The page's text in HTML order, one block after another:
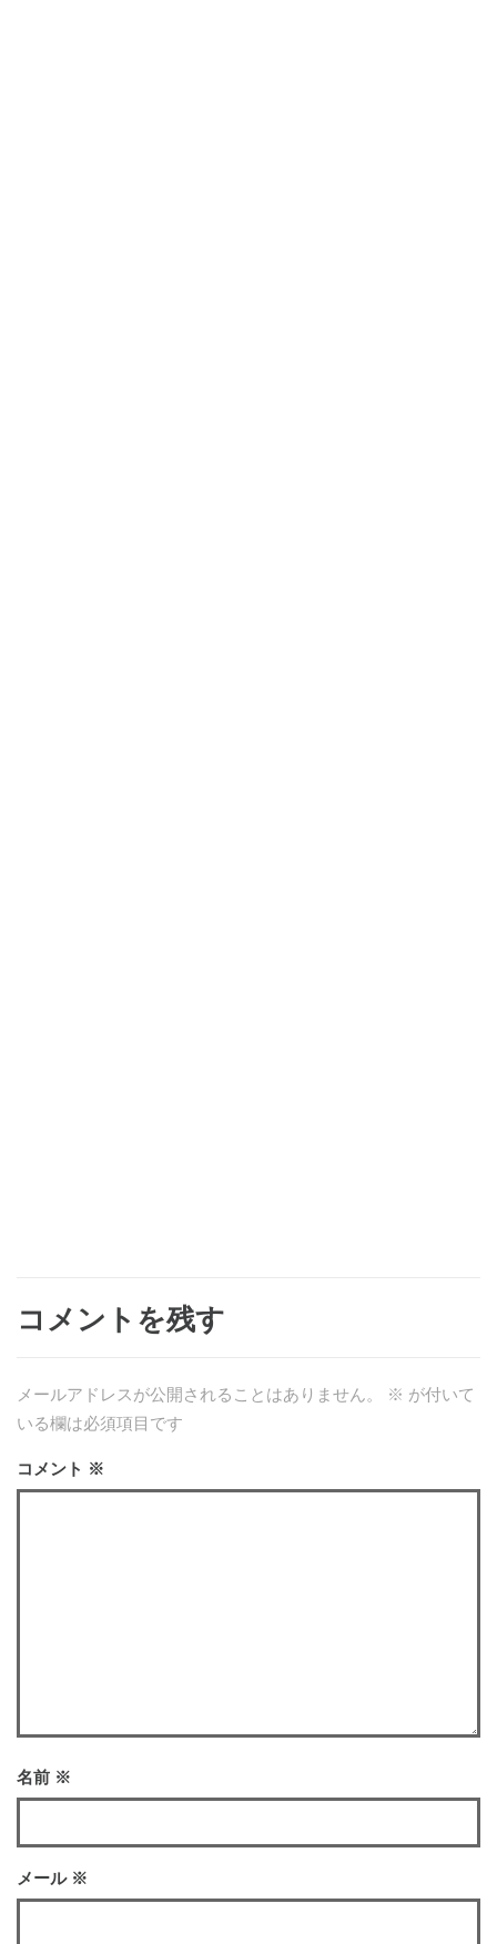
コメントを残す
メールアドレスが公開されることはありません。 ※ が付いて
いる欄は必須項目です
コメント ※
名前 ※
メール ※